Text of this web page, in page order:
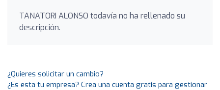
TANATORI ALONSO todavía no ha rellenado su
descripción.
¿Quieres solicitar un cambio?
¿Es esta tu empresa? Crea una cuenta gratis para gestionar